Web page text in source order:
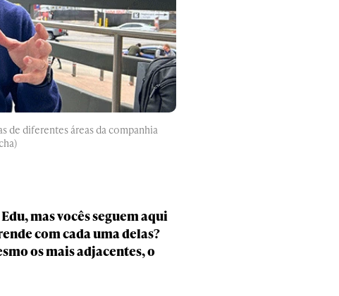
de diferentes áreas da companhia
mas vocês seguem aqui
com cada uma delas?
os mais adjacentes, o